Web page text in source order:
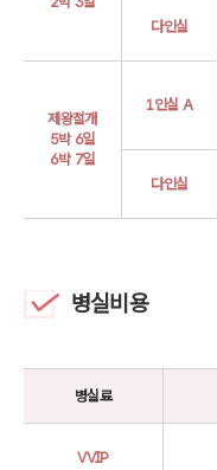
다인실
제왕절개
5박 6일
6박 7일
1인실 A
다인실
병실비용
병실료
VVIP